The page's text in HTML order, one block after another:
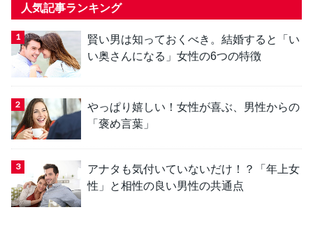
人気記事ランキング
賢い男は知っておくべき。結婚すると「い
い奥さんになる」女性の6つの特徴
やっぱり嬉しい！女性が喜ぶ、男性からの
「褒め言葉」
アナタも気付いていないだけ！？「年上女
性」と相性の良い男性の共通点